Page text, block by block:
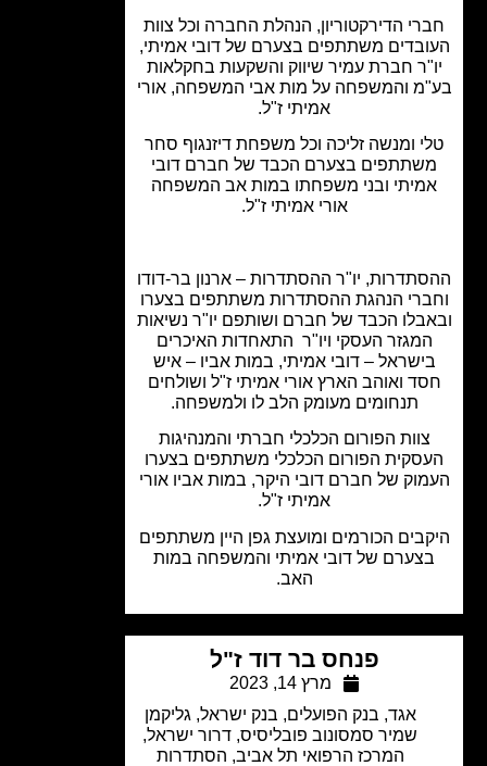
הדירקטוריון, הנהלת החברה וכל צוות
משתתפים בצערם של דובי אמיתי,
חברת עמיר שיווק והשקעות בחקלאות
והמשפחה על מות אבי המשפחה, אורי
אמיתי ז"ל.
ומנשה זליכה וכל משפחת דיזנגוף סחר
בצערם הכבד של חברם דובי
ובני משפחתו במות אב המשפחה
אורי אמיתי ז"ל.
יו"ר ההסתדרות – ארנון בר-דודו
הנהגת ההסתדרות משתתפים בצערו
הכבד של חברם ושותפם יו"ר נשיאות
העסקי ויו"ר התאחדות האיכרים
– דובי אמיתי, במות אביו – איש
ואוהב הארץ אורי אמיתי ז"ל ושולחים
תנחומים מעומק הלב לו ולמשפחה.
צוות הפורום הכלכלי חברתי והמנהיגות
הפורום הכלכלי משתתפים בצערו
של חברם דובי היקר, במות אביו אורי
אמיתי ז"ל.
הכורמים ומועצת גפן היין משתתפים
של דובי אמיתי והמשפחה במות
פנחס בר דוד ז"ל
מרץ 14, 2023
בנק הפועלים,בנק ישראל, גליקמן
שמיר סמסונוב פובליסיס,דרור ישראל,
המרכז הרפואי תל אביב,הסתדרות